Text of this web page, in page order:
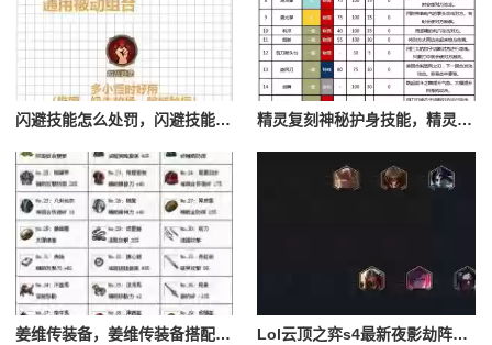
闪避技能怎么处罚，闪避技能怎么处罚队友 精灵复刻神秘护身技能，精灵复刻攻略
姜维传装备，姜维传装备搭配一览表最新 Lol云顶之弈s4最新夜影劫阵容搭配，云顶之奕夜影劫阵容